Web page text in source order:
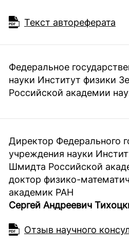
Текст автореферата
Федеральное
науки Институт физики
Российской академии
Директор Федерального
учреждения науки
Шмидта Российской
доктор физико-
академик РАН
Сергей Андреевич
Отзыв научного